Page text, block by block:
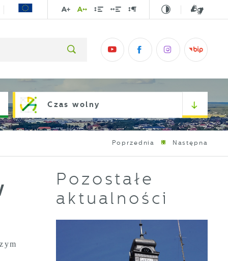
Czas wolny
Poprzednia Następna
Pozostałe
aktualności